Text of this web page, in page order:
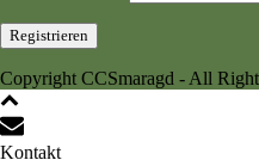
Copyright CCSmaragd - All
Kontakt